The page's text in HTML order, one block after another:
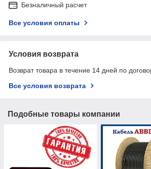
Безналичный расчет
Все условия оплаты
Условия возврата
Возврат товара в течение 14 дней по
Все условия возврата
Подобные товары компании